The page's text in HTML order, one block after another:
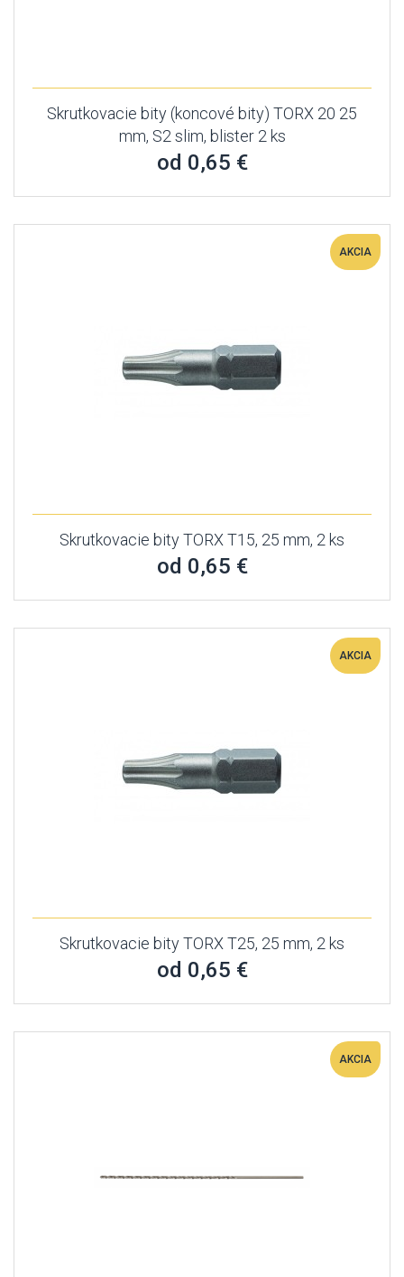
Skrutkovacie bity (koncové bity) TORX 20 25
mm, S2 slim, blister 2 ks
od 0,65 €
AKCIA
Skrutkovacie bity TORX T15, 25 mm, 2 ks
od 0,65 €
AKCIA
Skrutkovacie bity TORX T25, 25 mm, 2 ks
od 0,65 €
AKCIA